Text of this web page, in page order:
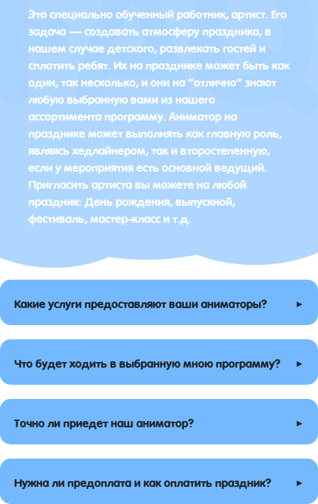
Это специально обученный работник, артист. Его
задача — создавать атмосферу праздника, в
нашем случае детского, развлекать гостей и
сплотить ребят. Их на празднике может быть как
один, так несколько, и они на “отлично” знают
любую выбранную вами из нашего
ассортимента программу. Аниматор на
празднике может выполнять как главную роль,
являясь хедлайнером, так и второстепенную,
если у мероприятия есть основной ведущий.
Пригласить артиста вы можете на любой
праздник: День рождения, выпускной,
фестиваль, мастер-класс и т.д.
Какие услуги предоставляют ваши аниматоры? ▸
Что будет ходить в выбранную мною программу? ▸
Точно ли приедет наш аниматор? ▸
Нужна ли предоплата и как оплатить праздник? ▸